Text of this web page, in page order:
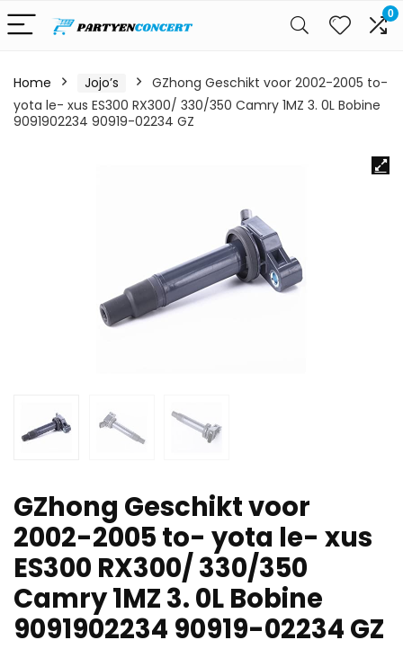
0
Home Jojo’s
GZhong Geschikt voor 2002-2005 to-
yota le- xus ES300 RX300/ 330/350 Camry 1MZ 3. 0L Bobine
9091902234 90919-02234 GZ
GZhong Geschikt voor
2002-2005 to- yota le- xus
ES300 RX300/ 330/350
Camry 1MZ 3. 0L Bobine
9091902234 90919-02234 GZ